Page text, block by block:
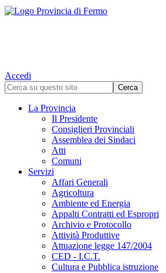
Accedi
La Provincia
Il Presidente
Consiglieri Provinciali
Assemblea dei Sindaci
Atti
Comuni
Servizi
Affari Generali
Agricoltura
Ambiente ed Energia
Appalti Contratti ed Espropri
Archivio e Protocollo
Attività Produttive
Attuazione legge 147/2004
CED - I.C.T.
Cultura e Pubblica istruzione